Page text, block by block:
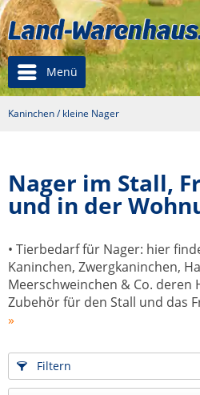
Menü
Kaninchen / kleine Nager
Nager im Stall,
und in der
• Tierbedarf für Nager: hier
Kaninchen, Zwergkaninchen,
Meerschweinchen & Co. deren
Zubehör für den Stall und das
»
Filtern